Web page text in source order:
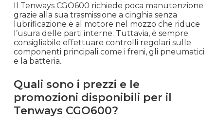
Il Tenways CGO600 richiede poca manutenzione
grazie alla sua trasmissione a cinghia senza
lubrificazione e al motore nel mozzo che riduce
l’usura delle parti interne. Tuttavia, è sempre
consigliabile effettuare controlli regolari sulle
componenti principali come i freni, gli pneumatici
e la batteria.
Quali sono i prezzi e le
promozioni disponibili per il
Tenways CGO600?